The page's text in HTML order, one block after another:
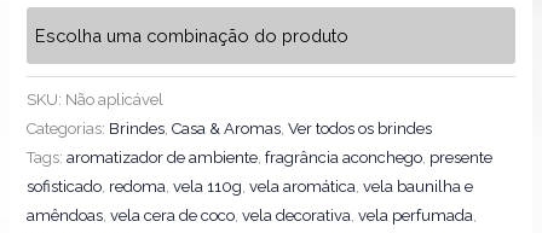
Escolha uma combinação do produto
SKU: Não aplicável
Categorias: Brindes,Casa & Aromas,Ver todos os brindes
Tags:aromatizador de ambiente,fragrância aconchego, presente
sofisticado, redoma,vela 110g,vela aromática,vela baunilha e
amêndoas,vela cera de coco,vela decorativa,vela perfumada,